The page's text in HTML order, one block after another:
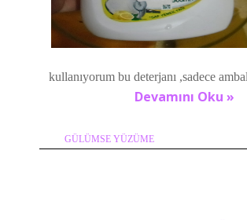
kullanıyorum bu deterjanı ,sadece
Devamını Oku »
GÜLÜMSE YÜZÜME